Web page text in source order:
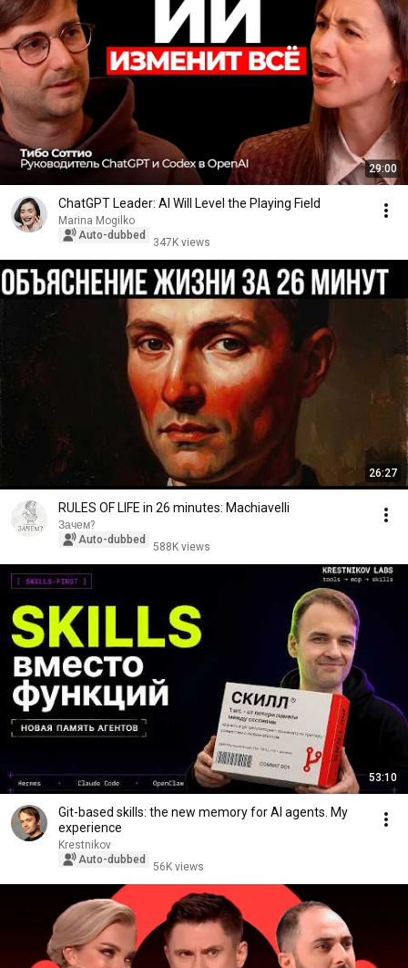
29:00
ChatGPT Leader: AI Will Level the Playing Field
Marina Mogilko
Auto-dubbed
347K views
26:27
RULES OF LIFE in 26 minutes: Machiavelli
Зачем?
Auto-dubbed
588K views
53:10
Git-based skills: the new memory for AI agents. My
experience
Krestnikov
Auto-dubbed
56K views